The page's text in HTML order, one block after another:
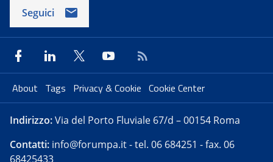
Seguici
About Tags Privacy & Cookie Cookie Center
Indirizzo:Via del Porto Fluviale 67/d – 00154 Roma
Contatti: info@forumpa.it- tel. 06 684251 - fax. 06
68425433